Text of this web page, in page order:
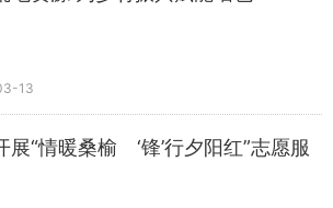
13
展“情暖桑榆 ‘锋’行夕阳红”志愿服